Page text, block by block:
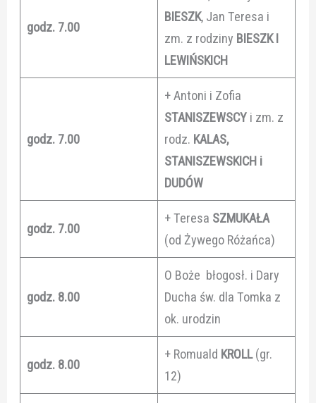
godz. 7.00
BIESZK, Jan Teresa i
zm. z rodziny BIESZK I
LEWIŃSKICH
godz. 7.00
+ Antoni i Zofia
STANISZEWSCY i zm. z
rodz. KALAS,
STANISZEWSKICH i
DUDÓW
godz. 7.00
+ Teresa SZMUKAŁA
(od Żywego Różańca)
godz. 8.00
O Boże błogosł. i Dary
Ducha św. dla Tomka z
ok. urodzin
godz. 8.00
+ Romuald KROLL(gr.
12)